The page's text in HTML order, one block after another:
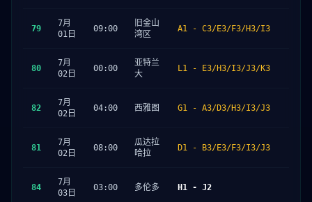
79
7月
01日
09:00
旧金山
湾区
A1 - C3/E3/F3/H3/I3
80
7月
02日
00:00
亚特兰
大
L1 - E3/H3/I3/J3/K3
82
7月
02日
04:00 西雅图 G1 - A3/D3/H3/I3/J3
81
7月
02日
08:00
瓜达拉
哈拉
D1 - B3/E3/F3/I3/J3
84
7月
03日
03:00 多伦多 H1 - J2